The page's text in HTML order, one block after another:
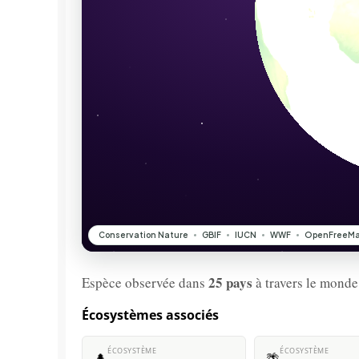
Espèce observée dans 25 pays à travers le
Écosystèmes associés
ÉCOSYSTÈME ÉCOSYSTÈME